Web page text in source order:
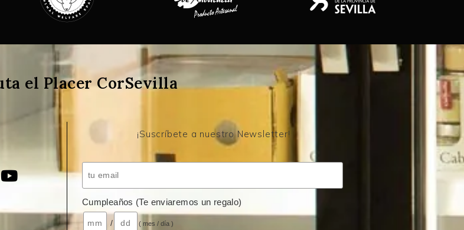
el Placer CorSevilla
¡Suscríbete a nuestro Newsletter!
Cumpleaños (Te enviaremos un regalo)
/ ( mes / día )